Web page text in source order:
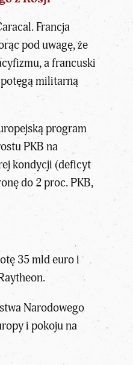
Francja
pod uwagę, że
a francuski
militarną
program
PKB na
kondycji (deficyt
do 2 proc. PKB,
35 mld euro i
Narodowego
i pokoju na